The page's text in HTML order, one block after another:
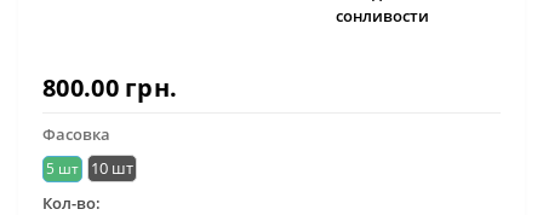
сонливости
800.00 грн.
Фасовка
5 шт
10 шт
Кол-во: